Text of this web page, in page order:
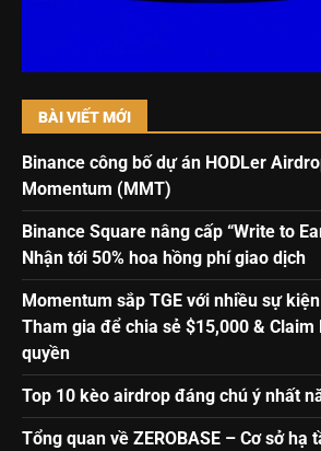
BÀI VIẾT MỚI
Binance công bố dự án HODLer
Momentum (MMT)
Binance Square nâng cấp “Write to
Nhận tới 50% hoa hồng phí giao dịch
Momentum sắp TGE với nhiều sự
Tham gia để chia sẻ $15,000 & Claim
quyền
Top 10 kèo airdrop đáng chú ý nhất
Tổng quan về ZEROBASE – Cơ sở hạ